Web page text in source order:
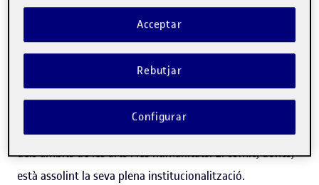
consagrats al gènere. En paral·lel, cada vegada és més
present a escoles i instituts, sigui com a pràctica creativa
en assignatures artístiques o com a recurs docent per
treballar matèries de múltiples disciplines. Així mateix, és
que guanya centralitat en els currículums universitaris
dels àmbits de les arts i les humanitats. El còmic, doncs,
està assolint la seva plena institucionalització.
Rebutjar
Acceptar
Configurar